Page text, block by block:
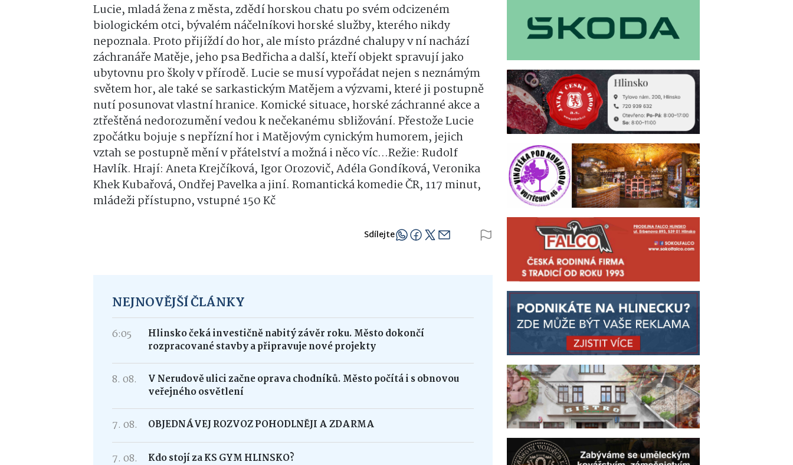
Lucie, mladá žena z města, zdědí horskou chatu po svém odcizeném
biologickém otci, bývalém náčelníkovi horské služby, kterého nikdy
nepoznala. Proto přijíždí do hor, ale místo prázdné chalupy v ní nachází
záchranáře Matěje, jeho psa Bedřicha a další, kteří objekt spravují jako
ubytovnu pro školy v přírodě. Lucie se musí vypořádat nejen s neznámým
světem hor, ale také se sarkastickým Matějem a výzvami, které ji postupně
nutí posunovat vlastní hranice. Komické situace, horské záchranné akce a
ztřeštěná nedorozumění vedou k nečekanému sbližování. Přestože Lucie
zpočátku bojuje s nepřízní hor i Matějovým cynickým humorem, jejich
vztah se postupně mění v přátelství a možná i něco víc...Režie: Rudolf
Havlík. Hrají: Aneta Krejčíková, Igor Orozovič, Adéla Gondíková, Veronika
Khek Kubařová, Ondřej Pavelka a jiní. Romantická komedie ČR, 117 minut,
mládeži přístupno, vstupné 150 Kč
Sdílejte
NEJNOVĚJŠÍ ČLÁNKY
6:05
Hlinsko čeká investičně nabitý závěr roku. Město dokončí
rozpracované stavby a připravuje nové projekty
8. 08.
V Nerudově ulici začne oprava chodníků. Město počítá i s obnovou
veřejného osvětlení
7. 08. OBJEDNÁVEJ ROZVOZ POHODLNĚJI A ZDARMA
7. 08. Kdo stojí za KS GYM HLINSKO?